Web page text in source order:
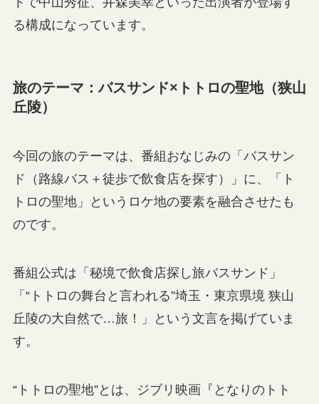
る構成になっています。
旅のテーマ：バスサンド×トトロの聖地（狭山
丘陵）
今回の旅のテーマは、番組おなじみの「バスサン
ド（路線バス＋徒歩で飲食店を探す）」に、「ト
トロの聖地」というロケ地の要素を融合させたも
のです。
番組公式は「秘境で飲食店探し旅バスサンド」
「“トトロの舞台と言われる”埼玉・東京県境 狭山
丘陵の大自然で…旅！」という文言を掲げていま
す。
“トトロの聖地”とは、ジブリ映画『となりのトト